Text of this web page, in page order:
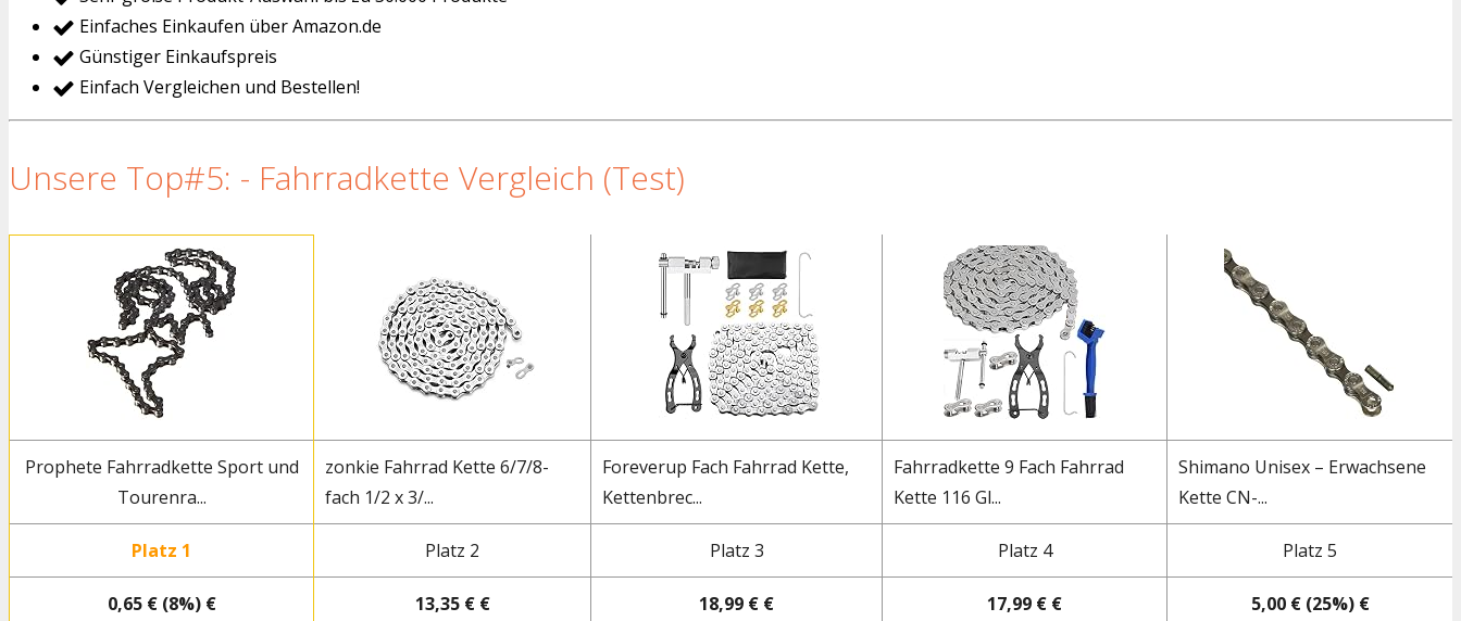
Einfaches Einkaufen über Amazon.de
Günstiger Einkaufspreis
Einfach Vergleichen und Bestellen!
Unsere Top#5: - Fahrradkette Vergleich (Test)
Prophete Fahrradkette Sport und
Tourenra...
zonkie Fahrrad Kette 6/7/8-
fach 1/2 x 3/...
Foreverup Fach Fahrrad Kette,
Kettenbrec...
Fahrradkette 9 Fach Fahrrad
Kette 116 Gl...
Shimano Unisex – Erwachsene
Kette CN-...
Platz 1 Platz 2 Platz 3 Platz 4 Platz 5
0,65 € (8%) € 13,35 € € 18,99 € € 17,99 € € 5,00 € (25%) €